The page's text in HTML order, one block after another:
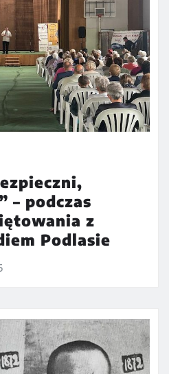
– podczas
z
Podlasie